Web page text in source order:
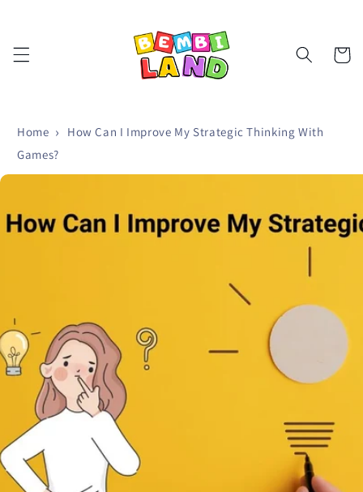
Cart
Home
How Can I Improve My Strategic Thinking With
Games?